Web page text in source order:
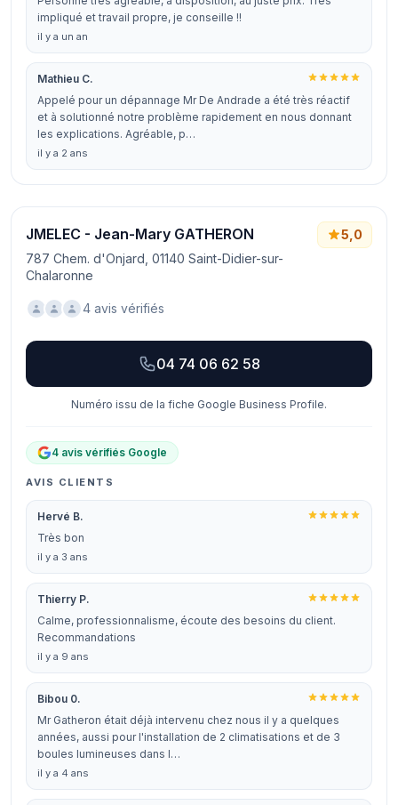
impliqué et travail propre, je conseille !!
il y a un an
Mathieu C.
Appelé pour un dépannage Mr De Andrade a été très réactif
et à solutionné notre problème rapidement en nous donnant
les explications. Agréable, p…
il y a 2 ans
JMELEC - Jean-Mary GATHERON
787 Chem. d'Onjard, 01140 Saint-Didier-sur-
Chalaronne
5,0
4 avis vérifiés
04 74 06 62 58
Numéro issu de la fiche Google Business Profile.
4 avis vérifiés Google
AVIS CLIENTS
Hervé B.
Très bon
il y a 3 ans
Thierry P.
Calme, professionnalisme, écoute des besoins du client.
Recommandations
il y a 9 ans
Bibou 0.
Mr Gatheron était déjà intervenu chez nous il y a quelques
années, aussi pour l'installation de 2 climatisations et de 3
boules lumineuses dans l…
il y a 4 ans